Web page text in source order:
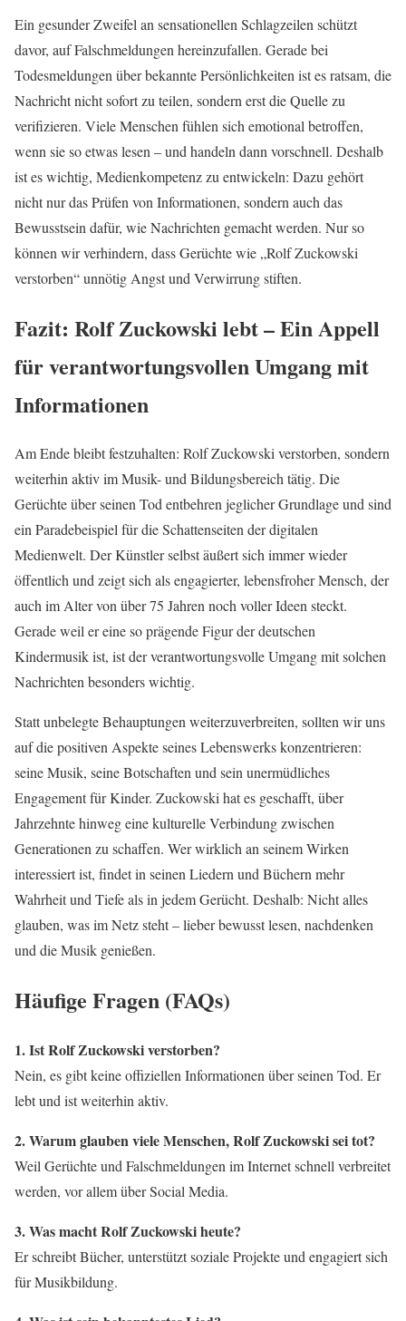
Ein gesunder Zweifel an sensationellen Schlagzeilen schützt
davor, auf Falschmeldungen hereinzufallen. Gerade bei
Todesmeldungen über bekannte Persönlichkeiten ist es ratsam, die
Nachricht nicht sofort zu teilen, sondern erst die Quelle zu
verifizieren. Viele Menschen fühlen sich emotional betroffen,
wenn sie so etwas lesen – und handeln dann vorschnell. Deshalb
ist es wichtig, Medienkompetenz zu entwickeln: Dazu gehört
nicht nur das Prüfen von Informationen, sondern auch das
Bewusstsein dafür, wie Nachrichten gemacht werden. Nur so
können wir verhindern, dass Gerüchte wie „Rolf Zuckowski
verstorben“ unnötig Angst und Verwirrung stiften.
Fazit: Rolf Zuckowski lebt – Ein Appell
für verantwortungsvollen Umgang mit
Informationen
Am Ende bleibt festzuhalten: Rolf Zuckowski verstorben, sondern
weiterhin aktiv im Musik- und Bildungsbereich tätig. Die
Gerüchte über seinen Tod entbehren jeglicher Grundlage und sind
ein Paradebeispiel für die Schattenseiten der digitalen
Medienwelt. Der Künstler selbst äußert sich immer wieder
öffentlich und zeigt sich als engagierter, lebensfroher Mensch, der
auch im Alter von über 75 Jahren noch voller Ideen steckt.
Gerade weil er eine so prägende Figur der deutschen
Kindermusik ist, ist der verantwortungsvolle Umgang mit solchen
Nachrichten besonders wichtig.
Statt unbelegte Behauptungen weiterzuverbreiten, sollten wir uns
auf die positiven Aspekte seines Lebenswerks konzentrieren:
seine Musik, seine Botschaften und sein unermüdliches
Engagement für Kinder. Zuckowski hat es geschafft, über
Jahrzehnte hinweg eine kulturelle Verbindung zwischen
Generationen zu schaffen. Wer wirklich an seinem Wirken
interessiert ist, findet in seinen Liedern und Büchern mehr
Wahrheit und Tiefe als in jedem Gerücht. Deshalb: Nicht alles
glauben, was im Netz steht – lieber bewusst lesen, nachdenken
und die Musik genießen.
Häufige Fragen (FAQs)
1. Ist Rolf Zuckowski verstorben?
Nein, es gibt keine offiziellen Informationen über seinen Tod. Er
lebt und ist weiterhin aktiv.
2. Warum glauben viele Menschen, Rolf Zuckowski sei tot?
Weil Gerüchte und Falschmeldungen im Internet schnell verbreitet
werden, vor allem über Social Media.
3. Was macht Rolf Zuckowski heute?
Er schreibt Bücher, unterstützt soziale Projekte und engagiert sich
für Musikbildung.